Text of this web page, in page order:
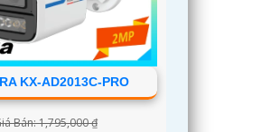
KX-AD2013C-PRO
Bán: 1,795,000 ₫